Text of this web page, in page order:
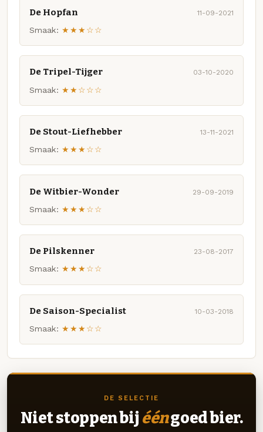
De Hopfan 11-09-2021
Smaak: ★★★☆☆
De Tripel-Tijger 03-10-2020
Smaak: ★★☆☆☆
De Stout-Liefhebber 13-11-2021
Smaak: ★★★☆☆
De Witbier-Wonder 29-09-2019
Smaak: ★★★☆☆
De Pilskenner 23-08-2017
Smaak: ★★★☆☆
De Saison-Specialist 10-03-2018
Smaak: ★★★☆☆
DE SELECTIE
Niet stoppen bij ééngoed bier.